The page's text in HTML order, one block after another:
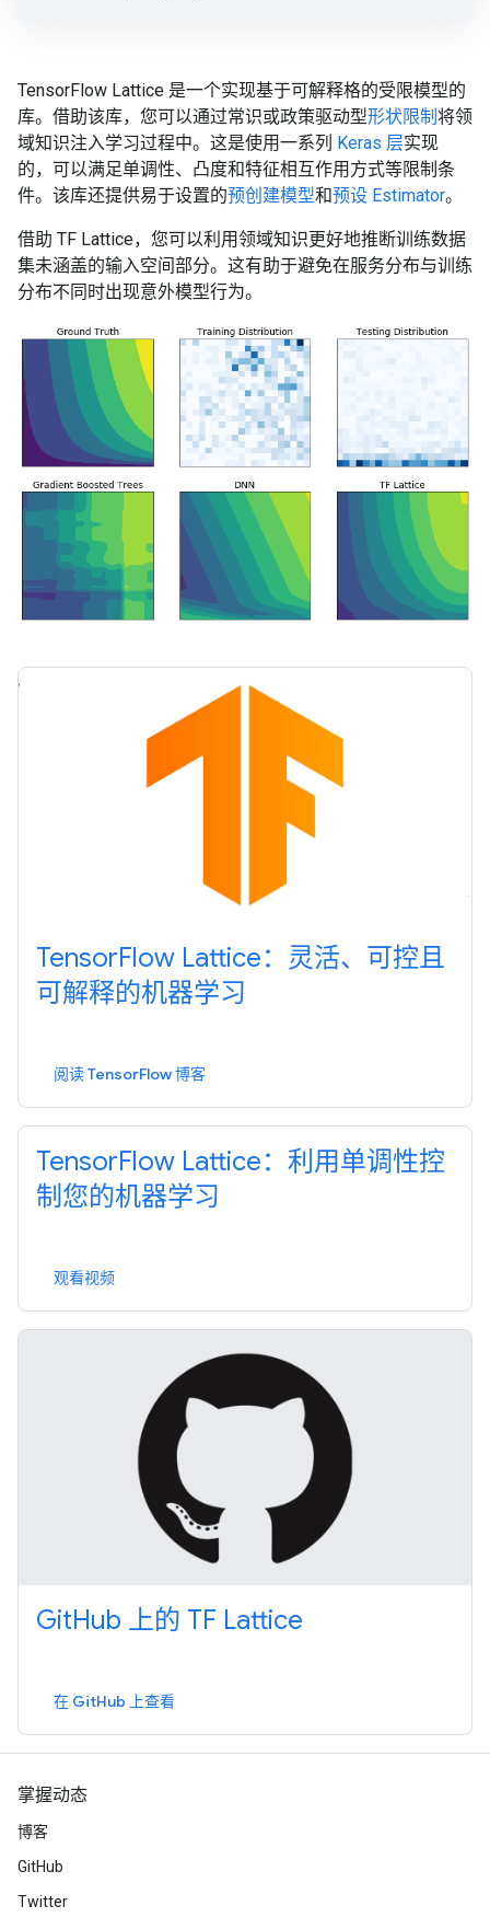
TensorFlow Lattice 是一个实现基于可解释格的受限模型的
库。借助该库，您可以通过常识或政策驱动型形状限制 将领
域知识注入学习过程中。这是使用一系列 Keras 层实现
的，可以满足单调性、凸度和特征相互作用方式等限制条
件。该库还提供易于设置的预创建模型和预设 Estimator。
借助 TF Lattice，您可以利用领域知识更好地推断训练数据
集未涵盖的输入空间部分。这有助于避免在服务分布与训练
分布不同时出现意外模型行为。
TensorFlow Lattice：灵活、可控且
可解释的机器学习
阅读 TensorFlow 博客
TensorFlow Lattice：利用单调性控
制您的机器学习
观看视频
GitHub 上的 TF Lattice
在 GitHub 上查看
掌握动态
博客
GitHub
Twitter